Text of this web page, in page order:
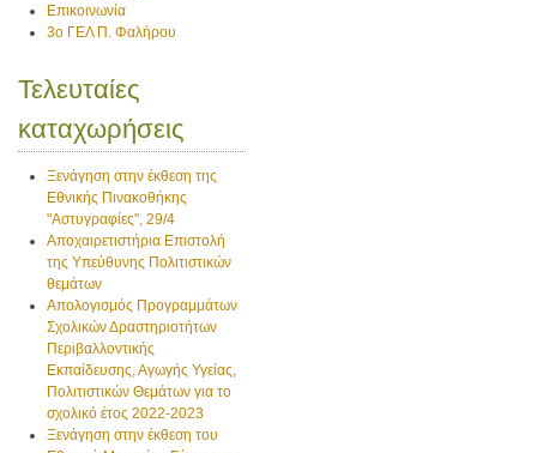
Επικοινωνία
3ο ΓΕΛ Π. Φαλήρου
Τελευταίες
καταχωρήσεις
Ξενάγηση στην έκθεση της
Εθνικής Πινακοθήκης
"Αστυγραφίες", 29/4
Αποχαιρετιστήρια Επιστολή
της Υπεύθυνης Πολιτιστικών
θεμάτων
Απολογισμός Προγραμμάτων
Σχολικών Δραστηριοτήτων
Περιβαλλοντικής
Εκπαίδευσης, Αγωγής Υγείας,
Πολιτιστικών Θεμάτων για το
σχολικό έτος 2022-2023
Ξενάγηση στην έκθεση του